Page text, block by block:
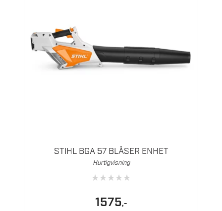
STIHL BGA 57 BLÅSER ENHET
Hurtigvisning
★★★★★
1575,-